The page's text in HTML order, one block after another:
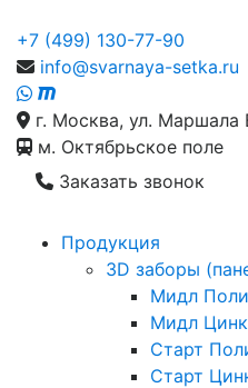
+7 (499) 130-77-90
info@svarnaya-setka.ru
г. Москва, ул.
м. Октябрьское поле
Заказать звонок
Продукция
3D заборы
Мидл
Мидл Цинк
Старт
Старт